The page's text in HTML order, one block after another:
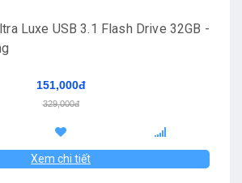
Luxe USB 3.1 Flash Drive 32GB -
151,000đ
329,000đ
Xem chi tiết